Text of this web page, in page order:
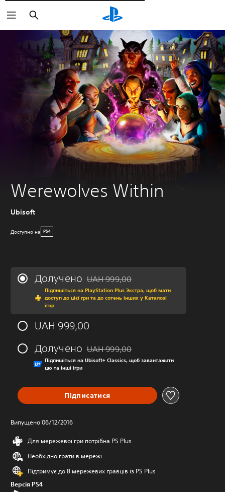
Пошук
Werewolves Within
Ubisoft
Доступно на PS4
Долучено Знижка від початкової ціни UAH 999,00
UAH 999,00
Підпишіться на PlayStation Plus Экстра, щоб мати
доступ до цієї гри та до сотень інших у Каталозі
ігор
UAH 999,00
Долучено Знижка від початкової ціни UAH 999,00
UAH 999,00
Підпишіться на Ubisoft+ Classics, щоб завантажити
цю та інші ігри
Підписатися
Випущено 06/12/2016
Для мережевої гри потрібна PS Plus
Необхідно грати в мережі
Підтримує до 8 мережевих гравців із PS Plus
Версія PS4